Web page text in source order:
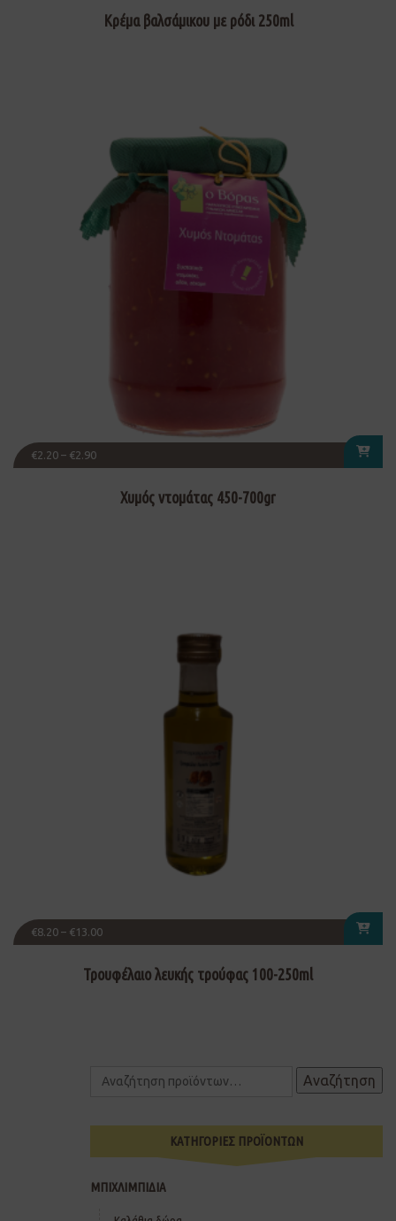
Κρέμα βαλσάμικου με ρόδι 250ml
€2.20 – €2.90
Χυμός ντομάτας 450-700gr
€8.20 – €13.00
Τρουφέλαιο λευκής τρούφας 100-250ml
Αναζήτηση
ΚΑΤΗΓΟΡΙΕΣ ΠΡΟΪΟΝΤΩΝ
ΜΠΙΧΛΙΜΠΙΔΙΑ